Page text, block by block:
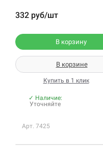
332 руб/шт
В корзину
В корзине
Купить в 1 клик
✓ Наличие:
Уточняйте
Арт. 7425